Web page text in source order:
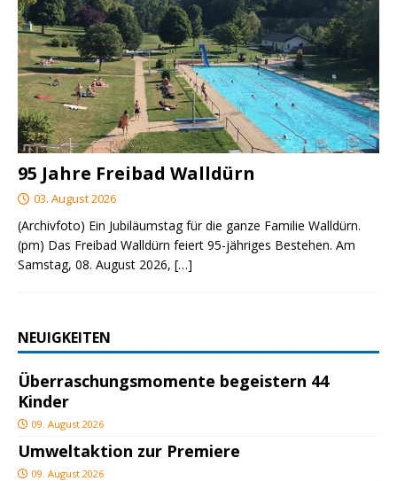
95 Jahre Freibad Walldürn
03. August 2026
(Archivfoto) Ein Jubiläumstag für die ganze Familie Walldürn.
(pm) Das Freibad Walldürn feiert 95-jähriges Bestehen. Am
Samstag, 08. August 2026, […]
NEUIGKEITEN
Überraschungsmomente begeistern 44
Kinder
09. August 2026
Umweltaktion zur Premiere
09. August 2026